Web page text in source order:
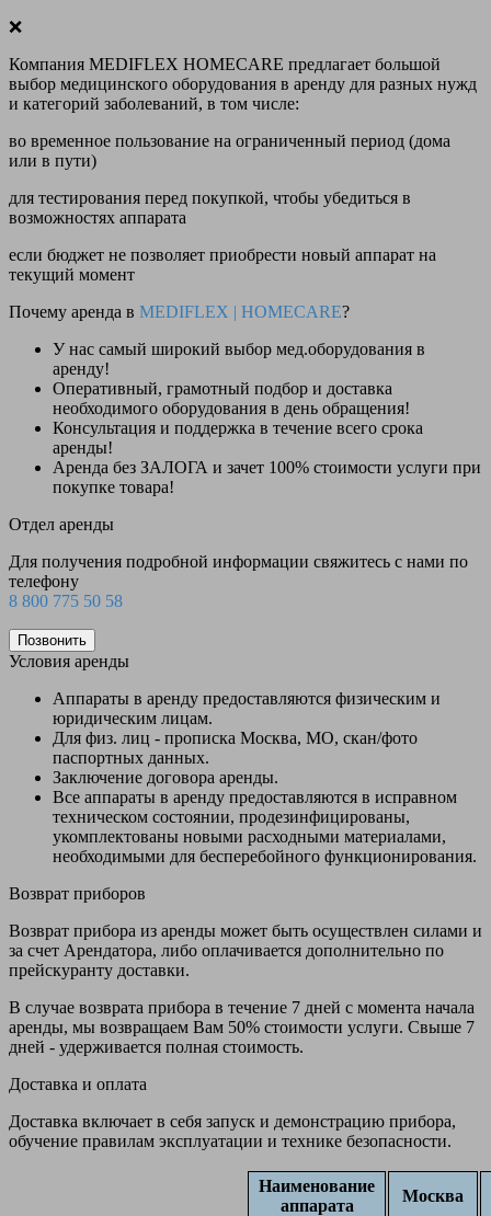
❌
Компания MEDIFLEX HOMECARE предлагает большой
выбор медицинского оборудования в аренду для разных нужд
и категорий заболеваний, в том числе:
во временное пользование на ограниченный период (дома
или в пути)
для тестирования перед покупкой, чтобы убедиться в
возможностях аппарата
если бюджет не позволяет приобрести новый аппарат на
текущий момент
Почему аренда в MEDIFLEX | HOMECARE?
У нас самый широкий выбор мед.оборудования в
аренду!
Оперативный, грамотный подбор и доставка
необходимого оборудования в день обращения!
Консультация и поддержка в течение всего срока
аренды!
Аренда без ЗАЛОГА и зачет 100% стоимости услуги при
покупке товара!
Отдел аренды
Для получения подробной информации свяжитесь с нами по
телефону
8 800 775 50 58
Позвонить
Условия аренды
Аппараты в аренду предоставляются физическим и
юридическим лицам.
Для физ. лиц - прописка Москва, МО, скан/фото
паспортных данных.
Заключение договора аренды.
Все аппараты в аренду предоставляются в исправном
техническом состоянии, продезинфицированы,
укомплектованы новыми расходными материалами,
необходимыми для бесперебойного функционирования.
Возврат приборов
Возврат прибора из аренды может быть осуществлен силами и
за счет Арендатора, либо оплачивается дополнительно по
прейскуранту доставки.
В случае возврата прибора в течение 7 дней с момента начала
аренды, мы возвращаем Вам 50% стоимости услуги. Свыше 7
дней - удерживается полная стоимость.
Доставка и оплата
Доставка включает в себя запуск и демонстрацию прибора,
обучение правилам эксплуатации и технике безопасности.
Наименование
аппарата
Москва